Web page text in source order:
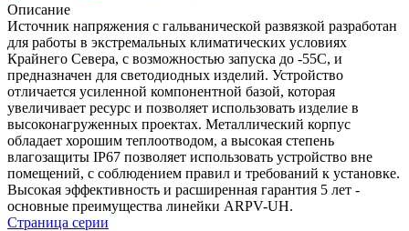
Описание
Источник напряжения с гальванической развязкой разработан
для работы в экстремальных климатических условиях
Крайнего Севера, с возможностью запуска до -55С, и
предназначен для светодиодных изделий. Устройство
отличается усиленной компонентной базой, которая
увеличивает ресурс и позволяет использовать изделие в
высоконагруженных проектах. Металлический корпус
обладает хорошим теплоотводом, а высокая степень
влагозащиты IP67 позволяет использовать устройство вне
помещений, с соблюдением правил и требований к установке.
Высокая эффективность и расширенная гарантия 5 лет -
основные преимущества линейки ARPV-UH.
Страница серии